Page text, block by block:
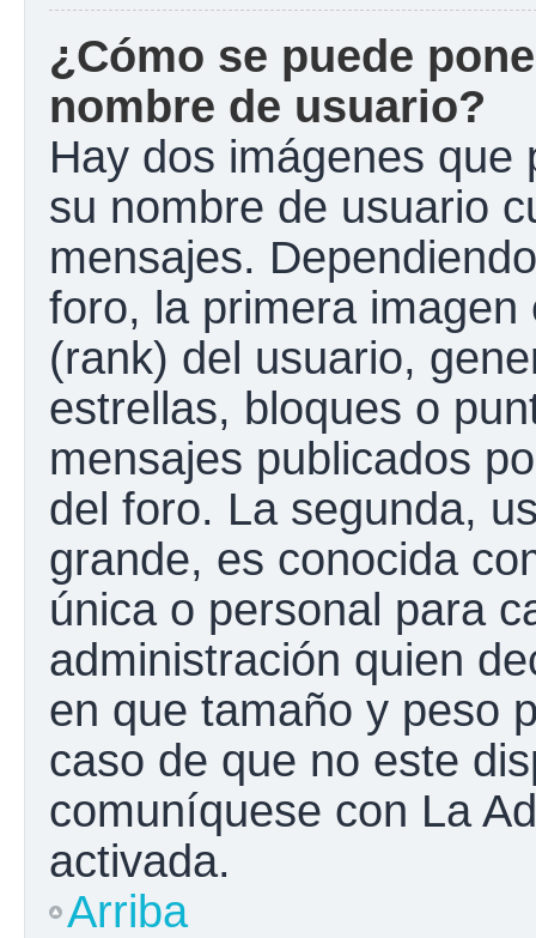
¿Cómo se puede
nombre de usuario?
Hay dos imágenes que
su nombre de usuario
mensajes.
foro, la primera
(rank) del usuario,
estrellas, bloques o
mensajes publicados
del foro. La segunda,
grande, es conocida
única o personal para
administración quien
en que tamaño y peso
caso de que no este
comuníquese con La
activada.
Arriba